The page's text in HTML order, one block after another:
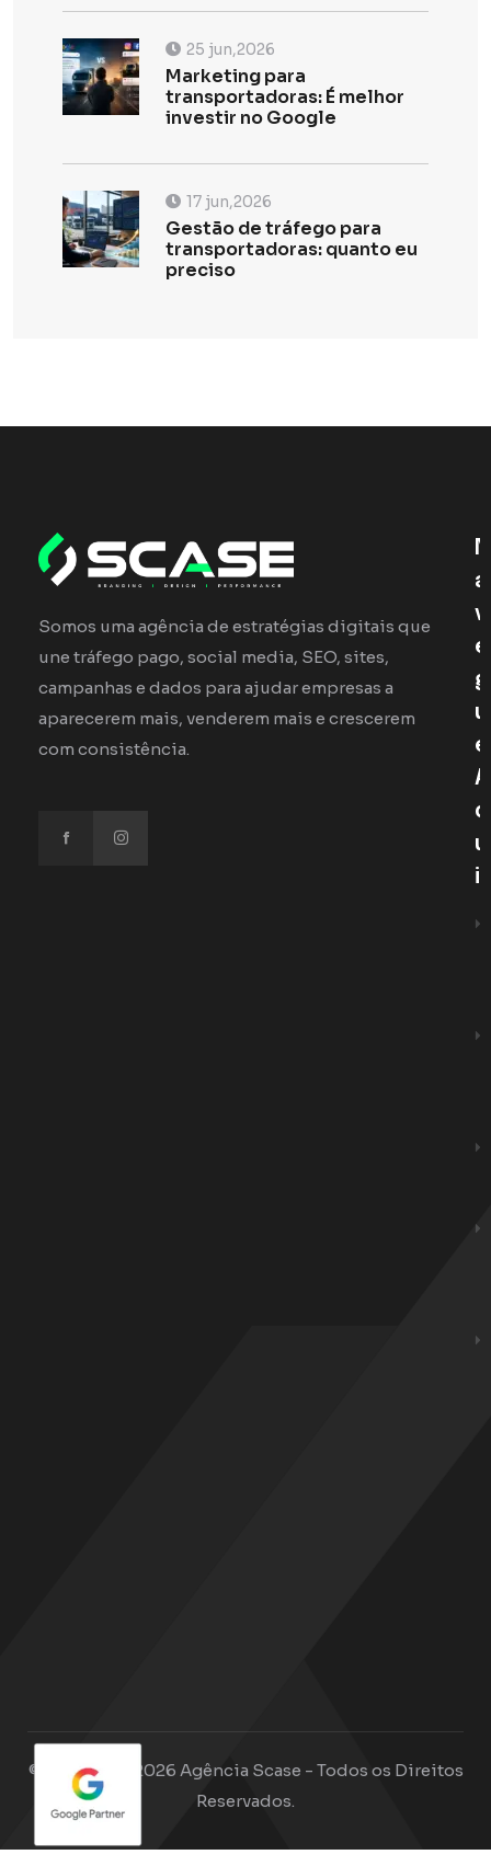
25 jun,2026
Marketing para
transportadoras: É melhor
investir no Google
17 jun,2026
Gestão de tráfego para
transportadoras: quanto eu
preciso
Somos uma agência de estratégias digitais que
une tráfego pago, social media, SEO, sites,
campanhas e dados para ajudar empresas a
aparecerem mais, venderem mais e crescerem
com consistência.
N
A
V
E
G
U
E
A
Q
U
I
© Copyright 2026 Agência Scase - Todos os Direitos
Reservados.